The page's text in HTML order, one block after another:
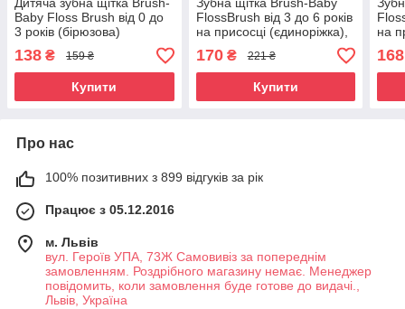
Дитяча зубна щітка Brush-
Baby Floss Brush від 0 до
3 років (бірюзова)
138 ₴ 159 ₴
Купити
Зубна щітка Brush-Baby
FlossBrush від 3 до 6 років
на присосці (єдиноріжка),
1 шт
170₴ 221 ₴
Купити
на
168
Про нас
100% позитивних з 899 відгуків за рік
Працює з 05.12.2016
м. Львів
вул. Героїв УПА, 73Ж Самовивіз за попереднім
замовленням. Роздрібного магазину немає. Менеджер
повідомить, коли замовлення буде готове до видачі.,
Львів, Україна